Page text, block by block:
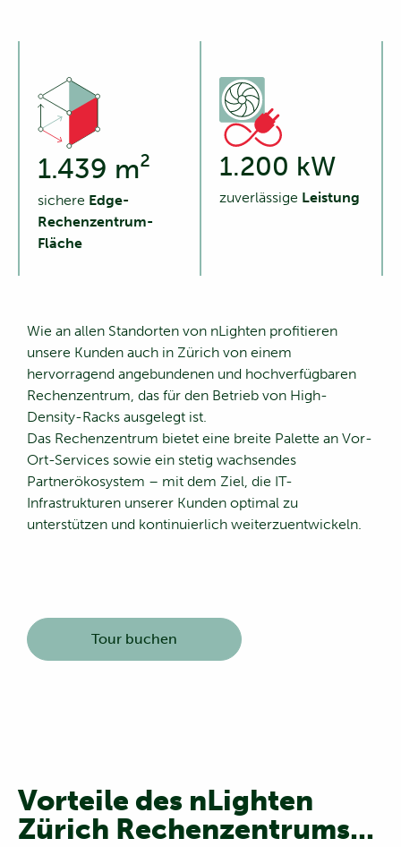
1.439 m²
sichere Edge-
Rechenzentrum-
Fläche
1.200 kW
zuverlässige Leistung
Wie an allen Standorten von nLighten profitieren
unsere Kunden auch in Zürich von einem
hervorragend angebundenen und hochverfügbaren
Rechenzentrum, das für den Betrieb von High-
Density-Racks ausgelegt ist.
Das Rechenzentrum bietet eine breite Palette an Vor-
Ort-Services sowie ein stetig wachsendes
Partnerökosystem – mit dem Ziel, die IT-
Infrastrukturen unserer Kunden optimal zu
unterstützen und kontinuierlich weiterzuentwickeln.
Tour buchen
Vorteile des nLighten
Zürich Rechenzentrums...